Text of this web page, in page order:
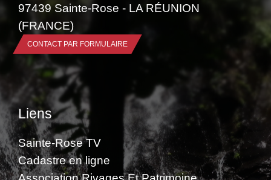
97439 Sainte-Rose - LA RÉUNION
(FRANCE)
CONTACT PAR FORMULAIRE
Liens
Sainte-Rose TV
Cadastre en ligne